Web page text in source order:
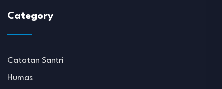
Category
Catatan Santri
Humas